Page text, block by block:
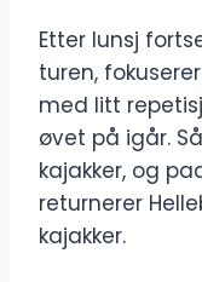
Etter lunsj
turen,
med litt
øvet på igår.
kajakker, og
returnerer
kajakker.